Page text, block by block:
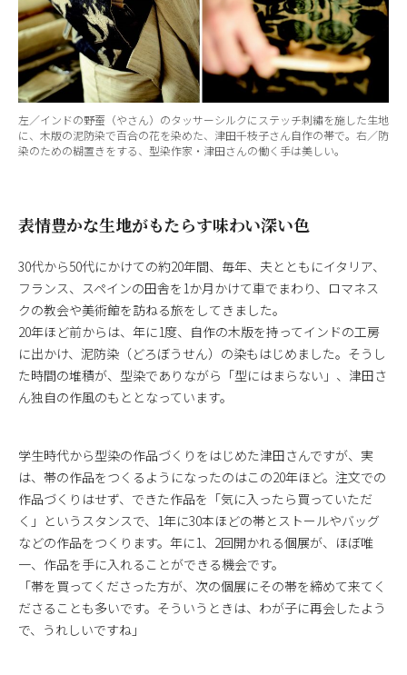
左／インドの野蚕（やさん）のタッサーシルクにステッチ刺繡を施した生地
に、木版の泥防染で百合の花を染めた、津田千枝子さん自作の帯で。右／防
染のための糊置きをする、型染作家・津田さんの働く手は美しい。
表情豊かな生地がもたらす味わい深い色
30代から50代にかけての約20年間、毎年、夫とともにイタリア、
フランス、スペインの田舎を1か月かけて車でまわり、ロマネス
クの教会や美術館を訪ねる旅をしてきました。
20年ほど前からは、年に1度、自作の木版を持ってインドの工房
に出かけ、泥防染（どろぼうせん）の染もはじめました。そうし
た時間の堆積が、型染でありながら「型にはまらない」、津田さ
ん独自の作風のもととなっています。
学生時代から型染の作品づくりをはじめた津田さんですが、実
は、帯の作品をつくるようになったのはこの20年ほど。注文での
作品づくりはせず、できた作品を「気に入ったら買っていただ
く」というスタンスで、1年に30本ほどの帯とストールやバッグ
などの作品をつくります。年に1、2回開かれる個展が、ほぼ唯
一、作品を手に入れることができる機会です。
「帯を買ってくださった方が、次の個展にその帯を締めて来てく
ださることも多いです。そういうときは、わが子に再会したよう
で、うれしいですね」